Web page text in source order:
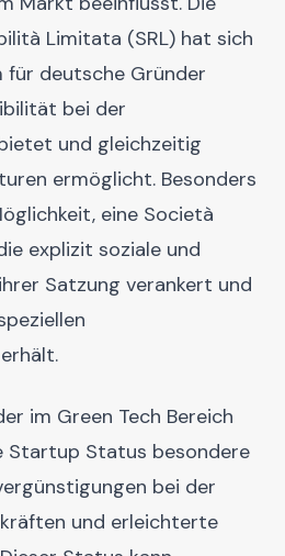
Limitata (SRL) hat sich
für deutsche Gründer
bei der
und gleichzeitig
ermöglicht. Besonders
eine Società
explizit soziale und
Satzung verankert und
im Green Tech Bereich
Startup Status besondere
bei der
und erleichterte